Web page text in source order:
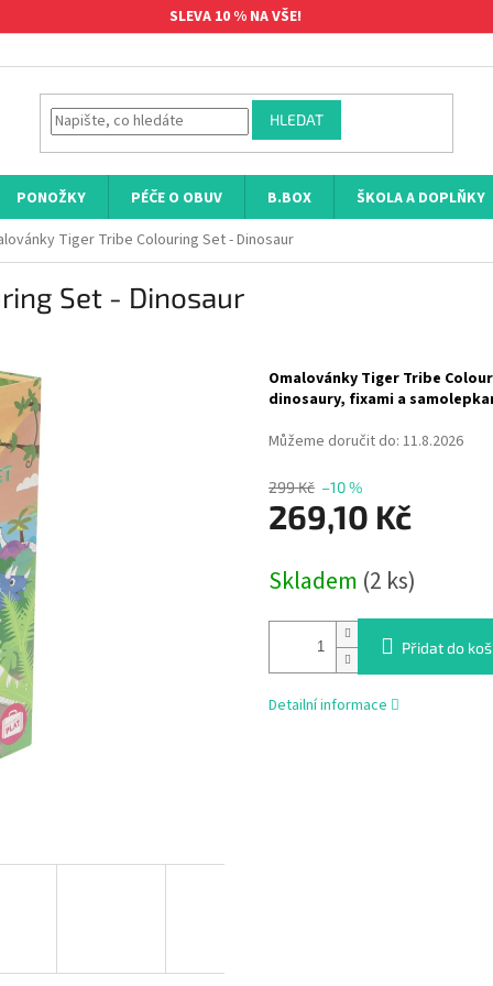
SLEVA 10 % NA VŠE!
HLEDAT
PONOŽKY PÉČE O OBUV B.BOX
ŠKOLA A DOPLŇKY
Tiger Tribe Colouring Set - Dinosaur
Set - Dinosaur
299 Kč –10 %
269,10 Kč
cena:
Skladem (2 ks)
Můžeme doručit do: 11.8.2026
Přidat do
Omalovánky Tiger Tribe
dinosaury, fixami a
Detailní informace